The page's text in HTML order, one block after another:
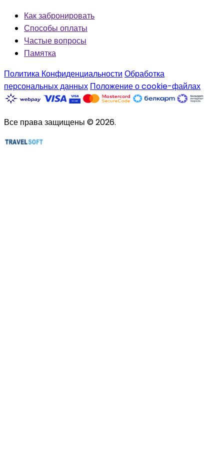
Как забронировать
Способы оплаты
Частые вопросы
Памятка
Политика Конфиденциальности Обработка
персональных данных Положение о cookie-файлах
Все права защищены © 2026.